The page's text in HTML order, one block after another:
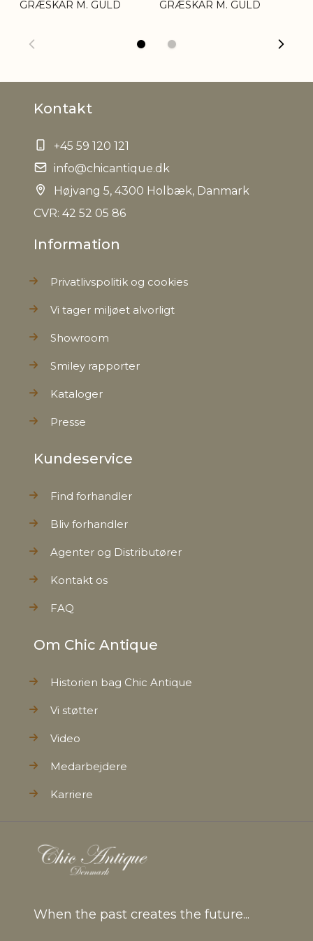
GRÆSKAR M. GULD GRÆSKAR M. GULD
Kontakt
+45 59 120 121
info@chicantique.dk
Højvang 5, 4300 Holbæk, Danmark
CVR: 42 52 05 86
Information
Privatlivspolitik og cookies
Vi tager miljøet alvorligt
Showroom
Smiley rapporter
Kataloger
Presse
Kundeservice
Find forhandler
Bliv forhandler
Agenter og Distributører
Kontakt os
FAQ
Om Chic Antique
Historien bag Chic Antique
Vi støtter
Video
Medarbejdere
Karriere
When the past creates the future...